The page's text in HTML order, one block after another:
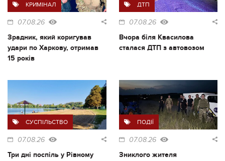
КРИМІНАЛ
07.08.26
Зрадник, який коригував
удари по Харкову, отримав
15 років
ДТП
07.08.26
Вчора біля Квасилова
сталася ДТП з автовозом
СУСПІЛЬСТВО
07.08.26
Три дні поспіль у Рівному
ПОДІЇ
07.08.26
Зниклого жителя